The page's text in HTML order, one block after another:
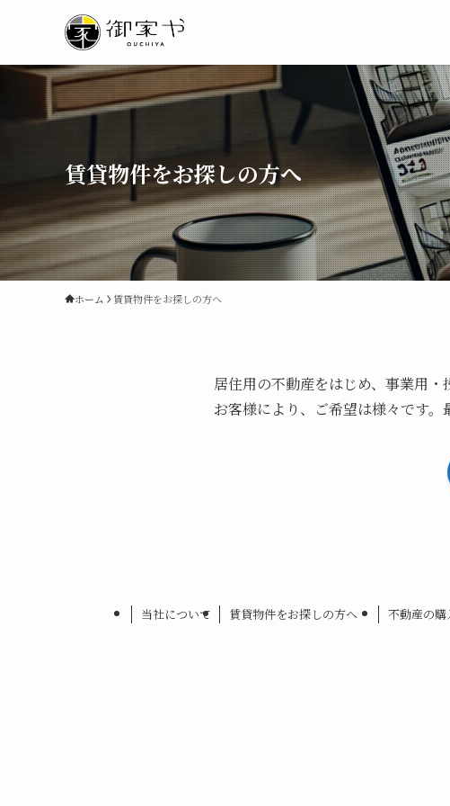
賃貸物件をお探しの方へ
ホーム 賃貸物件をお探しの方へ
居住用の不動産をはじめ、事業用・
お客様により、ご希望は様々です。
当社について 賃貸物件をお探しの方へ 不動産の